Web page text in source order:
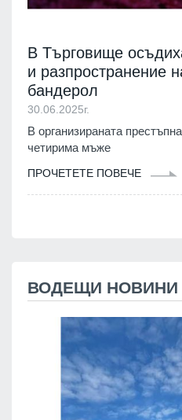
В Търговище
и разпространение
бандерол
30.06.2025г.
В организираната
четирима мъже
ПРОЧЕТЕТЕ ПОВЕЧЕ
ВОДЕЩИ НОВИНИ